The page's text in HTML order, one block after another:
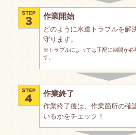
作業開始
どのように水道トラブルを解
守ります。
※トラブルによっては手配に期間が必
す。
作業終了
作業終了後は、作業箇所の確
いるかをチェック！